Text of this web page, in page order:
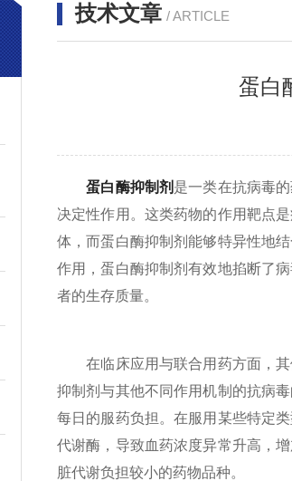
技术文章 / ARTICLE
蛋白
蛋白酶抑制剂 是一类在抗病毒
决定性作用。这类药物的作用靶点
体，而蛋白酶抑制剂能够特异性地
作用，蛋白酶抑制剂有效地掐断了
者的生存质量。
在临床应用与联合用药方面，其
抑制剂与其他不同作用机制的抗病毒
每日的服药负担。在服用某些特定
代谢酶，导致血药浓度异常升高，
脏代谢负担较小的药物品种。